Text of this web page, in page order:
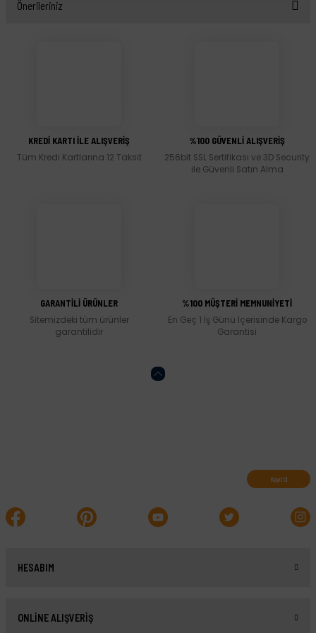
Önerileriniz
Ürün bilgilerinde hatalar bulunuyor.
Ürün fiyatı diğer sitelerden daha pahalı.
KREDİ KARTI İLE ALIŞVERİŞ
Tüm Kredi Kartlarına 12 Taksit
%100 GÜVENLİ ALIŞVERİŞ
256bit SSL Sertifikası ve 3D Security
ile Güvenli Satın Alma
GARANTİLİ ÜRÜNLER
Sitemizdeki tüm ürünler
garantilidir
%100 MÜŞTERİ MEMNUNİYETİ
En Geç 1 İş Günü İçerisinde Kargo
Garantisi
Kayıt Ol
HESABIM
ONLİNE ALIŞVERİŞ